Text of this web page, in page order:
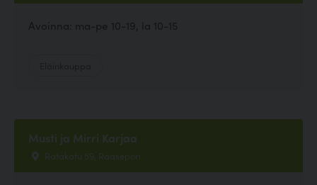
Avoinna: ma-pe 10-19, la 10-15
Musti ja Mirri Karjaa
Ratakatu 59, Raasepori